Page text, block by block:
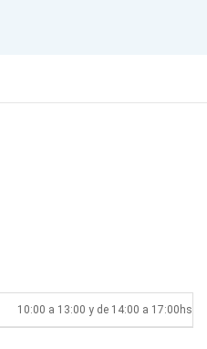
10:00 a 13:00 y de 14:00 a 17:00hs